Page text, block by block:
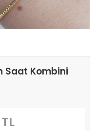
Saat Kombini